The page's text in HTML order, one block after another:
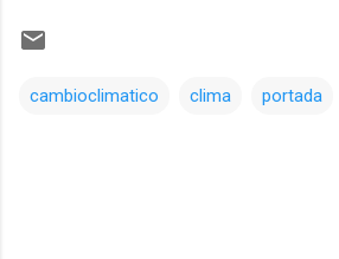
cambioclimatico clima portada